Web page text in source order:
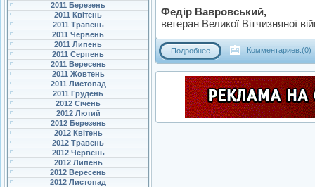
2011 Березень
2011 Квітень
2011 Травень
2011 Червень
2011 Липень
2011 Серпень
2011 Вересень
2011 Жовтень
2011 Листопад
2011 Грудень
2012 Січень
2012 Лютий
2012 Березень
2012 Квітень
2012 Травень
2012 Червень
2012 Липень
2012 Вересень
2012 Листопад
Федір Вавровський,
ветеран Великої Вітчизняної
Подробнее Комментариев:(0)